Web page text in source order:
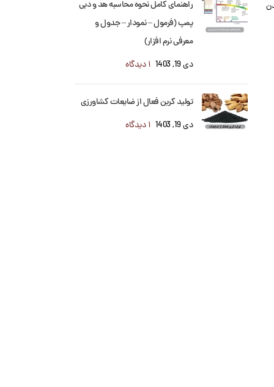
چدن
راهنمای کامل نحوه محاسبه هد و دبی
پمپ (فرمول – نمودار – جدول و
معرفی نرم افزار)
دی 19, 1403
۱ دیدگاه
تولید کربن فعال از ضایعات کشاورزی
دی 19, 1403
۱ دیدگاه